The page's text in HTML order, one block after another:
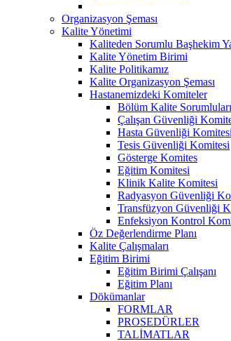
Organizasyon Şeması
Kalite Yönetimi
Kaliteden Sorumlu Başhekim
Kalite Yönetim Birimi
Kalite Politikamız
Kalite Organizasyon Şeması
Hastanemizdeki Komiteler
Bölüm Kalite
Çalışan Güvenliği
Hasta Güvenliği Komitesi
Tesis Güvenliği Komitesi
Gösterge Komites
Eğitim Komitesi
Klinik Kalite Komitesi
Radyasyon Güvenliği
Transfüzyon Güvenliği
Enfeksiyon Kontrol
Öz Değerlendirme Planı
Kalite Çalışmaları
Eğitim Birimi
Eğitim Birimi Çalışanı
Eğitim Planı
Dökümanlar
FORMLAR
PROSEDÜRLER
TALİMATLAR